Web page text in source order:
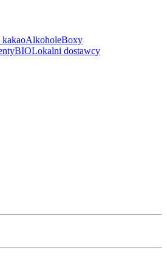
kakaoAlkoholeBoxy
BIOLokalni dostawcy